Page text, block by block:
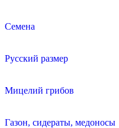
Семена
Русский размер
Мицелий грибов
Газон, сидераты, медоносы